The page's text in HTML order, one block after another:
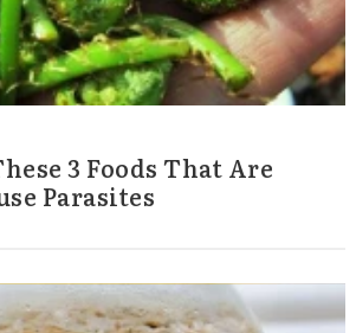
3 Foods That Are
Parasites